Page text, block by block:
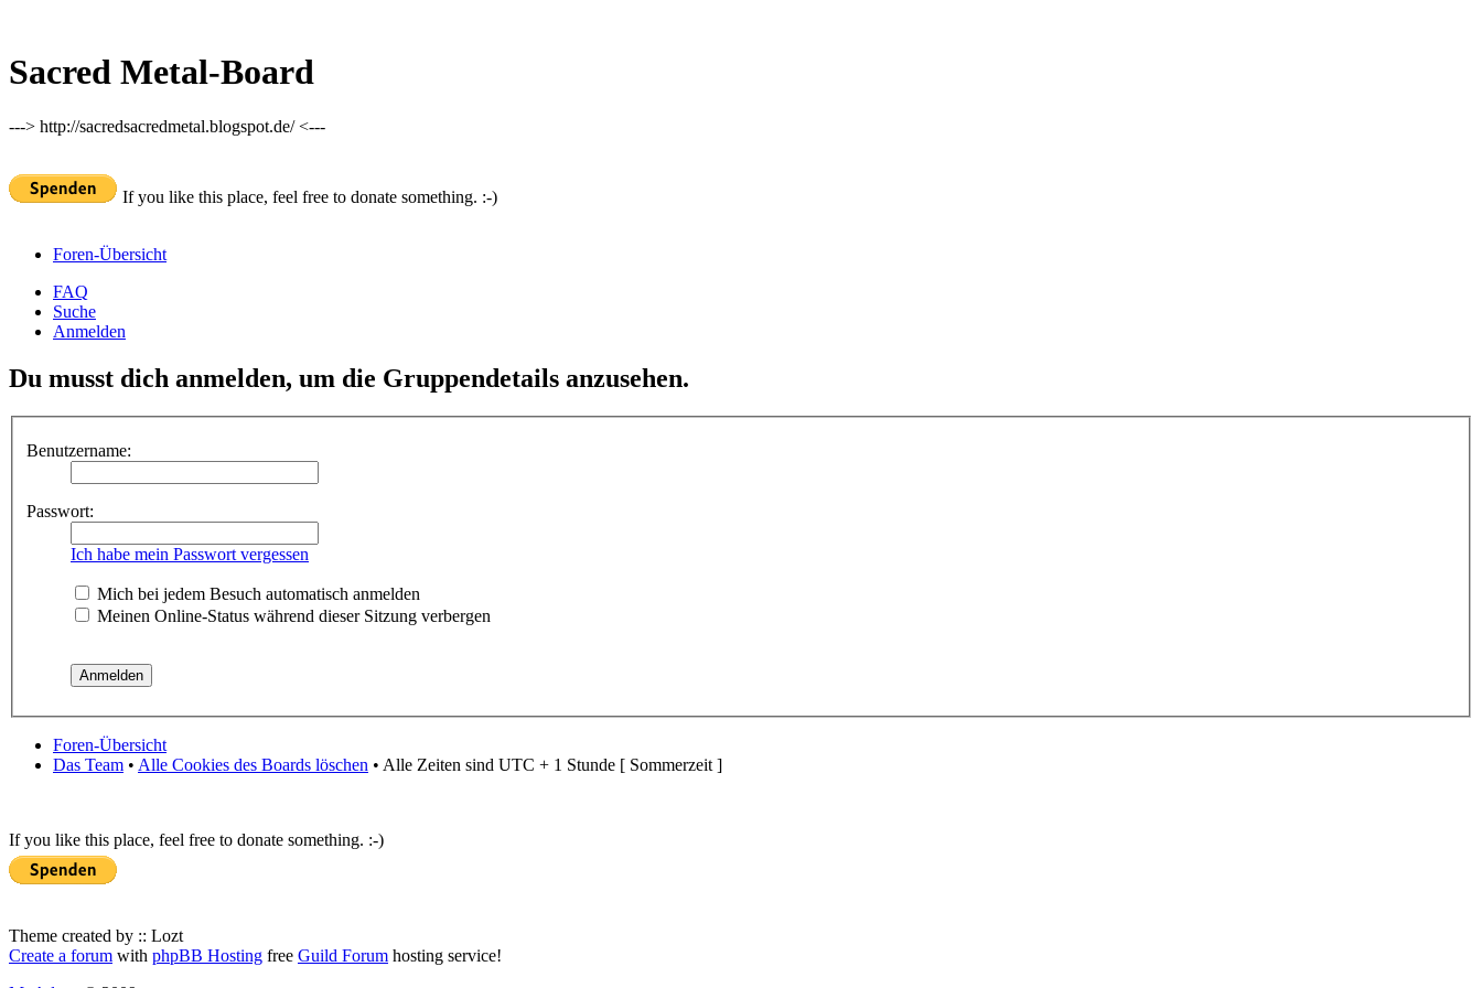
Sacred Metal-Board
---> http://sacredsacredmetal.blogspot.de/ <---
If you like this place, feel free to donate something. :-)
Foren-Übersicht
FAQ
Suche
Anmelden
Du musst dich anmelden, um die Gruppendetails anzusehen.
Benutzername:
Passwort:
Ich habe mein Passwort vergessen
Mich bei jedem Besuch automatisch anmelden
Meinen Online-Status während dieser Sitzung verbergen
Foren-Übersicht
Das Team • Alle Cookies des Boards löschen • Alle Zeiten sind UTC + 1 Stunde [ Sommerzeit ]
If you like this place, feel free to donate something. :-)
Theme created by :: Lozt
Create a forum with phpBB Hosting free Guild Forum hosting service!